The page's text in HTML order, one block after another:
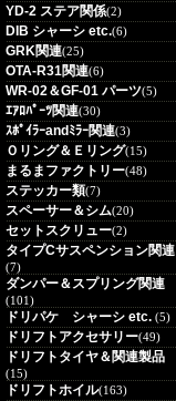
YD-2 ステア関係(2)
DIB シャーシ etc.(6)
GRK関連(25)
OTA-R31関連(6)
WR-02＆GF-01 パーツ(5)
ｴｱﾛﾊﾟｰﾂ関連(30)
ｽﾎﾟｲﾗｰandﾐﾗｰ関連(3)
Ｏリング＆Ｅリング(15)
まるまファクトリー(48)
ステッカー類(7)
スペーサー＆シム(20)
セットスクリュー(2)
タイプCサスペンション関連
(7)
ダンパー＆スプリング関連
(101)
ドリパケ シャーシ etc. (5)
ドリフトアクセサリー(49)
ドリフトタイヤ＆関連製品
(15)
ドリフトホイル(163)